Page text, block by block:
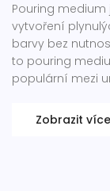
Pouring medium
vytvoření
barvy bez
to pouring
populární mezi
tohotoZobrazit více